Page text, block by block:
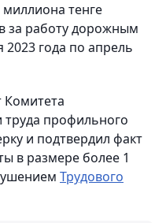
тенге
за работу дорожным
года по апрель
Комитета
труда профильного
и подтвердил факт
в размере более 1
Трудового